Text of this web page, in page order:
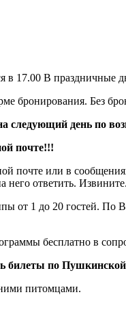
в 17.00 В праздничные
бронирования. Без
день по
почте!!!
почте или в
него ответить. Извините.
от 1 до 20 гостей.
бесплатно в
по
питомцами.